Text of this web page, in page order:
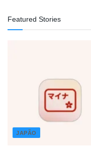
Featured Stories
JAPÃO